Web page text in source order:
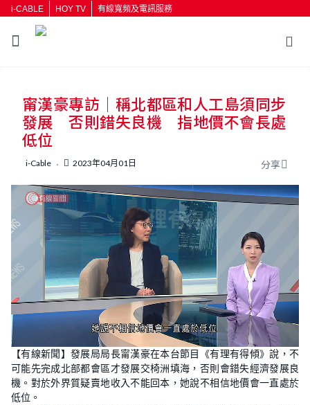
i-CABLE HOY TV 有線寬頻及電訊服務
按輸入鍵開始搜尋
甯漢豪專訪｜稱北都區和人工島須同步
發展 否則錯失良機 指地價不會長處
低位
i-Cable 2023年04月01日 分享
n
m
u
t
e
L
o
a
d
e
d
:
【有線新聞】發展局局長甯漢豪在本台節目《有理有得傾》說，不
可能先完成北部都會區才發展交椅洲填海，否則會錯失經濟發展良
機。對於外界質疑賣地收入不能回本，她說不相信地價會一直處於
低位。